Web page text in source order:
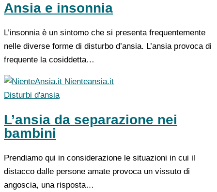
Ansia e insonnia
L’insonnia è un sintomo che si presenta frequentemente
nelle diverse forme di disturbo d’ansia. L’ansia provoca di
frequente la cosiddetta…
Nienteansia.it
Disturbi d'ansia
L’ansia da separazione nei
bambini
Prendiamo qui in considerazione le situazioni in cui il
distacco dalle persone amate provoca un vissuto di
angoscia, una risposta…